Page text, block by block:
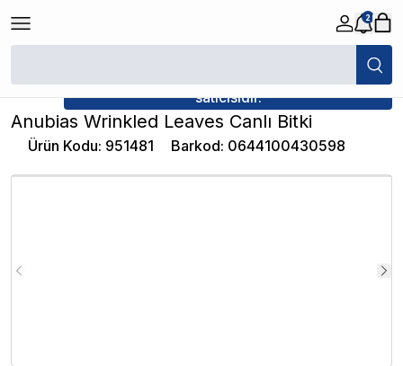
2
/
satıcısıdır.
Anubias Wrinkled Leaves Canlı Bitki
Ürün Kodu: 951481 Barkod: 0644100430598